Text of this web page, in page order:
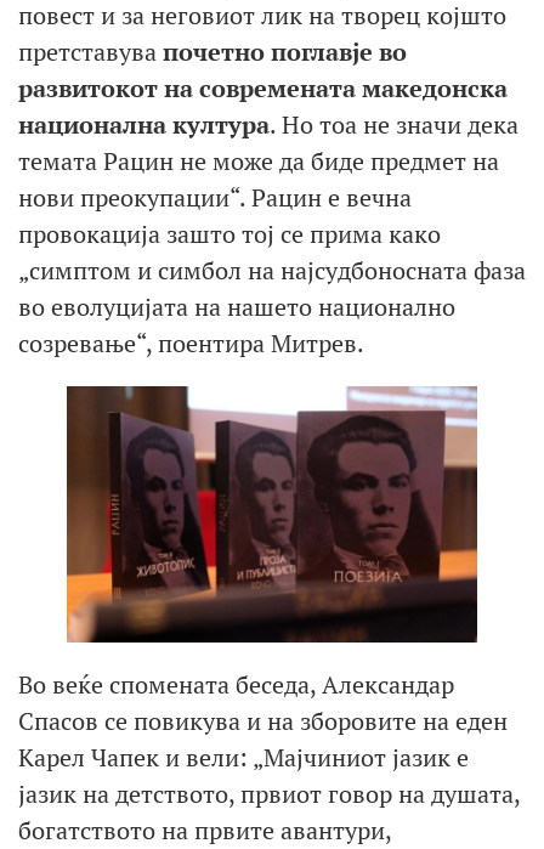
повест и за неговиот лик на творец којшто
претставувапочетно поглавје во
развитокот на современата македонска
национална култура. Но тоа не значи дека
темата Рацин не може да биде предмет на
нови преокупации“. Рацин е вечна
провокација зашто тој се прима како
„симптом и симбол на најсудбоносната фаза
во еволуцијата на нашето национално
созревање“, поентира Митрев.
Во веќе спомената беседа, Александар
Спасов се повикува и на зборовите на еден
Карел Чапек и вели: „Мајчиниот јазик е
јазик на детството, првиот говор на душата,
богатството на првите авантури,